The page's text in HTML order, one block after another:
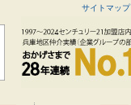
サイトマップ